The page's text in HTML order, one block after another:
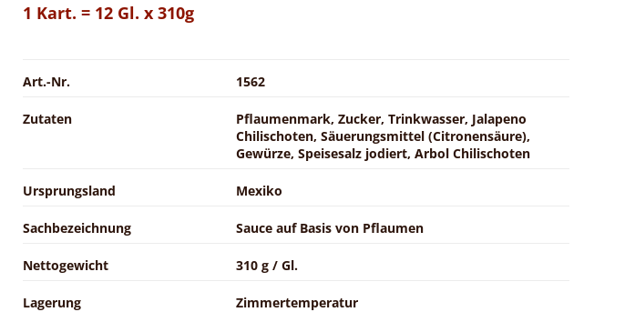
1 Kart. = 12 Gl. x 310g
Art.-Nr. 1562
Zutaten
Pflaumenmark, Zucker, Trinkwasser, Jalapeno
Chilischoten, Säuerungsmittel (Citronensäure),
Gewürze, Speisesalz jodiert, Arbol Chilischoten
Ursprungsland Mexiko
Sachbezeichnung Sauce auf Basis von Pflaumen
Nettogewicht 310 g / Gl.
Lagerung Zimmertemperatur